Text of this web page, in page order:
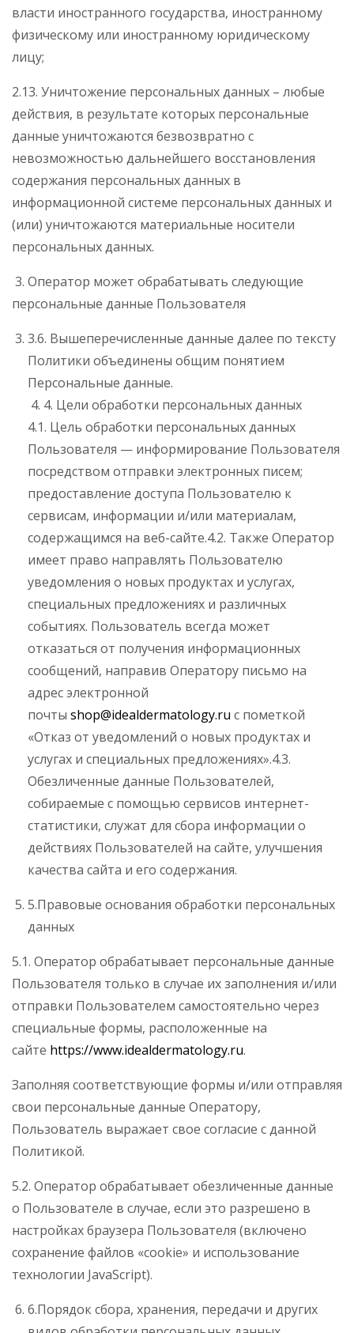
власти иностранного государства, иностранному
физическому или иностранному юридическому
лицу;
2.13. Уничтожение персональных данных – любые
действия, в результате которых персональные
данные уничтожаются безвозвратно с
невозможностью дальнейшего восстановления
содержания персональных данных в
информационной системе персональных данных и
(или) уничтожаются материальные носители
персональных данных.
3. Оператор может обрабатывать следующие
персональные данные Пользователя
3.6. Вышеперечисленные данные далее по тексту
Политики объединены общим понятием
Персональные данные.
4. Цели обработки персональных данных
4.1. Цель обработки персональных данных
Пользователя — информирование Пользователя
посредством отправки электронных писем;
предоставление доступа Пользователю к
сервисам, информации и/или материалам,
содержащимся на веб-сайте.4.2. Также Оператор
имеет право направлять Пользователю
уведомления о новых продуктах и услугах,
специальных предложениях и различных
событиях. Пользователь всегда может
отказаться от получения информационных
сообщений, направив Оператору письмо на
адрес электронной
почты shop@idealdermatology.ru с пометкой
«Отказ от уведомлений о новых продуктах и
услугах и специальных предложениях».4.3.
Обезличенные данные Пользователей,
собираемые с помощью сервисов интернет-
статистики, служат для сбора информации о
действиях Пользователей на сайте, улучшения
качества сайта и его содержания.
5.Правовые основания обработки персональных
данных
5.1. Оператор обрабатывает персональные данные
Пользователя только в случае их заполнения и/или
отправки Пользователем самостоятельно через
специальные формы, расположенные на
сайте https://www.idealdermatology.ru.
Заполняя соответствующие формы и/или отправляя
свои персональные данные Оператору,
Пользователь выражает свое согласие с данной
Политикой.
5.2. Оператор обрабатывает обезличенные данные
о Пользователе в случае, если это разрешено в
настройках браузера Пользователя (включено
сохранение файлов «cookie» и использование
технологии JavaScript).
6.Порядок сбора, хранения, передачи и других